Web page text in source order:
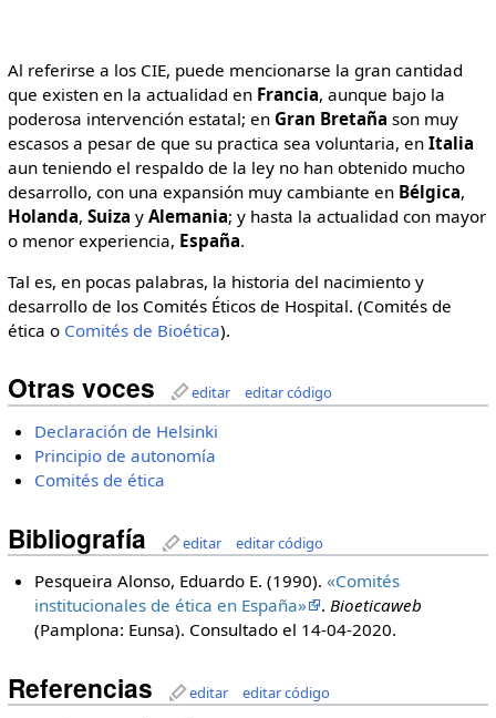
Al referirse a los CIE, puede mencionarse la gran cantidad
que existen en la actualidad en Francia, aunque bajo la
poderosa intervención estatal; en Gran Bretaña son muy
escasos a pesar de que su practica sea voluntaria, en Italia
aun teniendo el respaldo de la ley no han obtenido mucho
desarrollo, con una expansión muy cambiante en Bélgica,
Holanda, Suiza y Alemania; y hasta la actualidad con mayor
o menor experiencia, España.
Tal es, en pocas palabras, la historia del nacimiento y
desarrollo de los Comités Éticos de Hospital. (Comités de
ética o Comités de Bioética).
Otras voces editar editar código
Declaración de Helsinki
Principio de autonomía
Comités de ética
Bibliografía editar editar código
Pesqueira Alonso, Eduardo E. (1990).«Comités
institucionales de ética en España»
.Bioeticaweb
(Pamplona: Eunsa). Consultado el 14-04-2020.
Referencias editar editar código